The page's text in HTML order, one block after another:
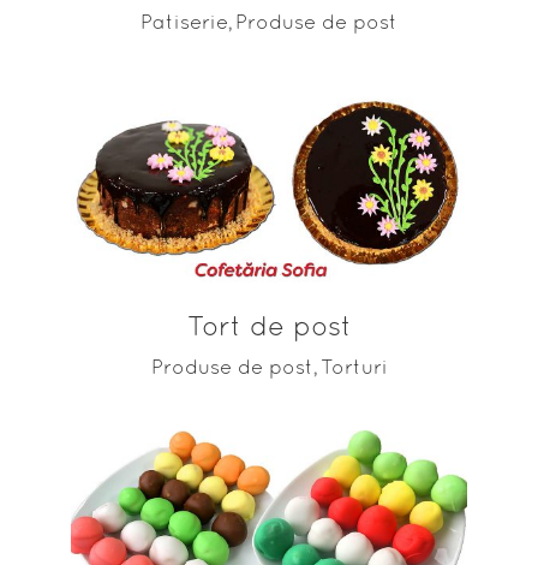
Patiserie, Produse de post
ADAUGĂ ÎN COȘ
Tort de post
Produse de post, Torturi
ADAUGĂ ÎN COȘ